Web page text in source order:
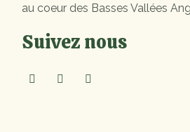
au coeur des Basses Vallées
Suivez nous